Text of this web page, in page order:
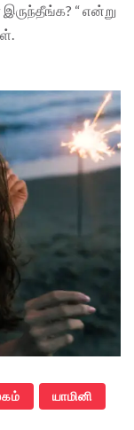
இருந்தீங்க? “ என்று
யாமினி